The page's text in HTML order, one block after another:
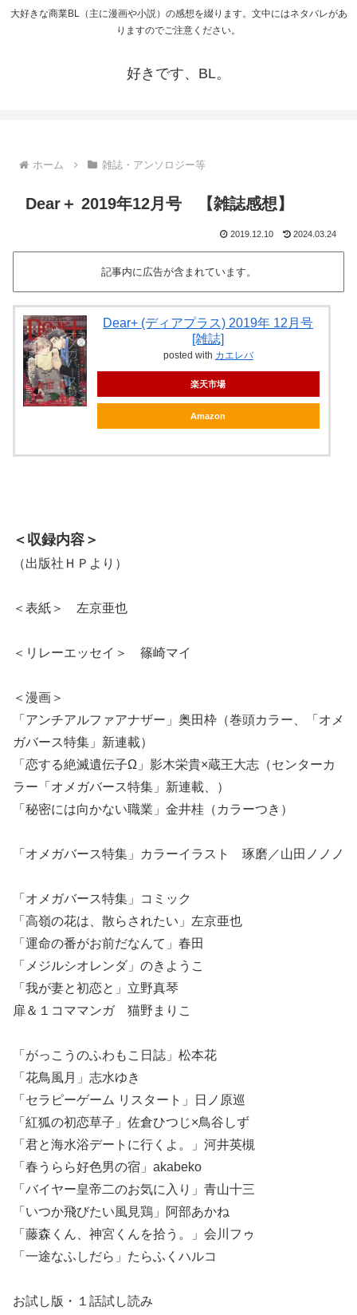
大好きな商業BL（主に漫画や小説）の感想を綴ります。文中にはネタバレがあ
りますのでご注意ください。
好きです、BL。
ホーム 雑誌・アンソロジー等
Dear＋ 2019年12月号 【雑誌感想】
2019.12.10 2024.03.24
記事内に広告が含まれています。
Dear+ (ディアプラス) 2019年 12月号
[雑誌]
posted with カエレバ
楽天市場
Amazon
＜収録内容＞
（出版社ＨＰより）
＜表紙＞ 左京亜也
＜リレーエッセイ＞ 篠崎マイ
＜漫画＞
「アンチアルファアナザー」奥田枠（巻頭カラー、「オメ
ガバース特集」新連載）
「恋する絶滅遺伝子Ω」影木栄貴×蔵王大志（センターカ
ラー「オメガバース特集」新連載、）
「秘密には向かない職業」金井桂（カラーつき）
「オメガバース特集」カラーイラスト 琢磨／山田ノノノ
「オメガバース特集」コミック
「高嶺の花は、散らされたい」左京亜也
「運命の番がお前だなんて」春田
「メジルシオレンダ」のきようこ
「我が妻と初恋と」立野真琴
扉＆１コママンガ 猫野まりこ
「がっこうのふわもこ日誌」松本花
「花鳥風月」志水ゆき
「セラピーゲーム リスタート」日ノ原巡
「紅狐の初恋草子」佐倉ひつじ×鳥谷しず
「君と海水浴デートに行くよ。」河井英槻
「春うらら好色男の宿」akabeko
「バイヤー皇帝二のお気に入り」青山十三
「いつか飛びたい風見鶏」阿部あかね
「藤森くん、神宮くんを拾う。」会川フゥ
「一途なふしだら」たらふくハルコ
お試し版・１話試し読み